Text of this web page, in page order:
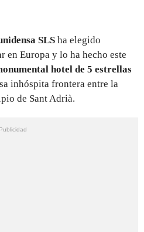
SLS ha elegido
en Europa y lo ha hecho este
hotel de 5 estrellas
inhóspita frontera entre la
de Sant Adrià.